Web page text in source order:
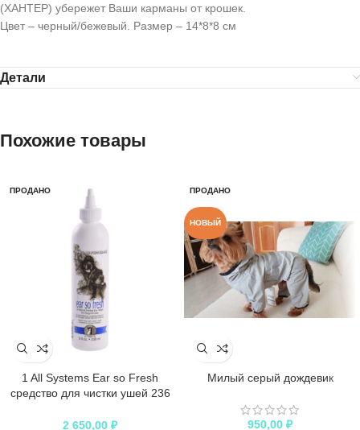
(ХАНТЕР) убережет Ваши карманы от крошек.
Цвет – черный/бежевый. Размер – 14*8*8 см
Детали
Похожие товары
ПРОДАНО
1 All Systems Ear so Fresh
средство для чистки ушей 236
2 650,00 ₽
ПРОДАНО
НОВЫЙ
Милый серый дождевик
950,00 ₽